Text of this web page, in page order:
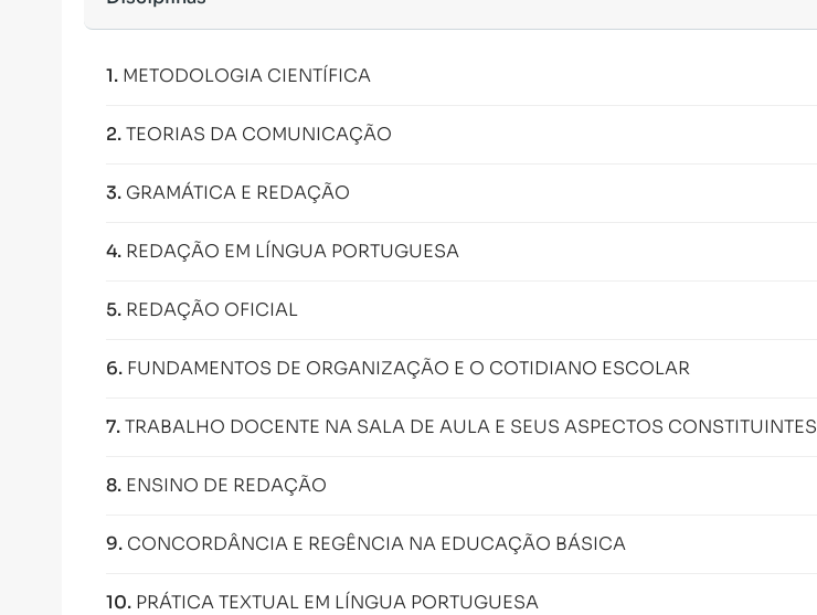
1. METODOLOGIA CIENTÍFICA
2.TEORIAS DA COMUNICAÇÃO
3. GRAMÁTICA E REDAÇÃO
4. REDAÇÃO EM LÍNGUA PORTUGUESA
5. REDAÇÃO OFICIAL
6. FUNDAMENTOS DE ORGANIZAÇÃO E O COTIDIANO ESCOLAR
7.TRABALHO DOCENTE NA SALA DE AULA E SEUS ASPECTOS CONSTITUINTES
8. ENSINO DE REDAÇÃO
9. CONCORDÂNCIA E REGÊNCIA NA EDUCAÇÃO BÁSICA
10. PRÁTICA TEXTUAL EM LÍNGUA PORTUGUESA